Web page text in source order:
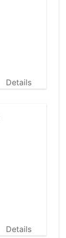
Details
Details